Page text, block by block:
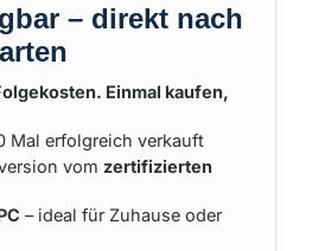
– direkt nach
Einmal kaufen,
Mal erfolgreich verkauft
vom zertifizierten
– ideal für Zuhause oder